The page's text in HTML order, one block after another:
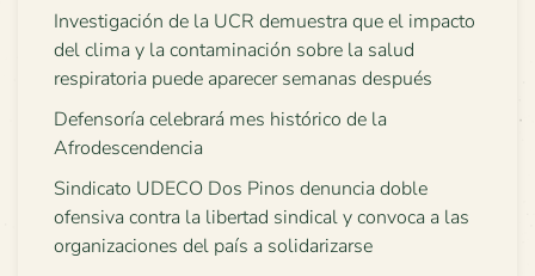
Investigación de la UCR demuestra que el impacto
del clima y la contaminación sobre la salud
respiratoria puede aparecer semanas después
Defensoría celebrará mes histórico de la
Afrodescendencia
Sindicato UDECO Dos Pinos denuncia doble
ofensiva contra la libertad sindical y convoca a las
organizaciones del país a solidarizarse